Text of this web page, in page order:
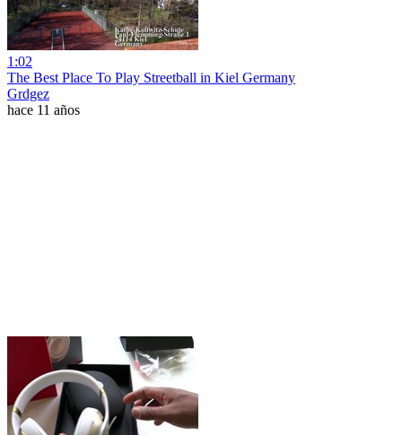
1:02
The Best Place To Play Streetball in Kiel Germany
Grdgez
hace 11 años